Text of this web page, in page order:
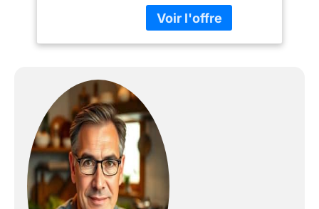
ajuste automatiquement
la vitesse, le temps et les
hachent, réduisent en
purée, mélangent et
mixent facilement. Faites
facilement des
smoothies, du lait
d'avoine, de la nourriture
pour bébé et bien plus